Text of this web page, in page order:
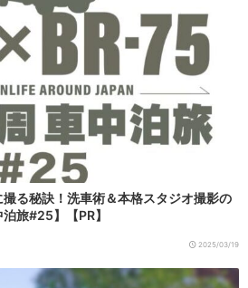
る秘訣！洗車術＆本格スタジオ撮影の
旅#25】【PR】
2025/03/19